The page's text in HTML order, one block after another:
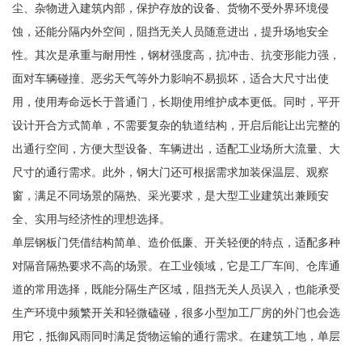
尘、杂物进入建筑内部，保护存放的设备、货物不受外界环境侵
蚀，还能分隔内外空间，阻挡无关人员随意进出，提升场地安全
性。其次是承重与耐用性，钢材强度高，抗冲击、抗变形能力强，
面对车辆碰撞、恶劣天气等外力影响不易损坏，适合大尺寸出使
用，使用寿命远长于普通门，长期使用维护成本更低。同时，平开
设计开合方式简单，不需要复杂的轨道结构，开启后能让出完整的
出通行空间，方便大型设备、车辆进出，适配工业场所大流量、大
尺寸的通行需求。此外，钢大门还可根据需求加装保温层、观察
窗，满足不同场景的隔热、采光要求，是大型工业建筑出兼顾安
全、实用与经济性的理想选择。
单层钢板门凭借结构简单、造价低廉、开关轻便的特点，适配多种
对隔音隔热要求不高的场景。在工业领域，它是工厂车间、仓库通
道的常用选择，既能分隔生产区域，阻挡无关人员误入，也能承受
生产环境中频繁开关和轻微磕碰，很多小型加工厂房的外门也会选
用它，抵御风雨同时满足货物运输的通行需求。在建筑工地，单层